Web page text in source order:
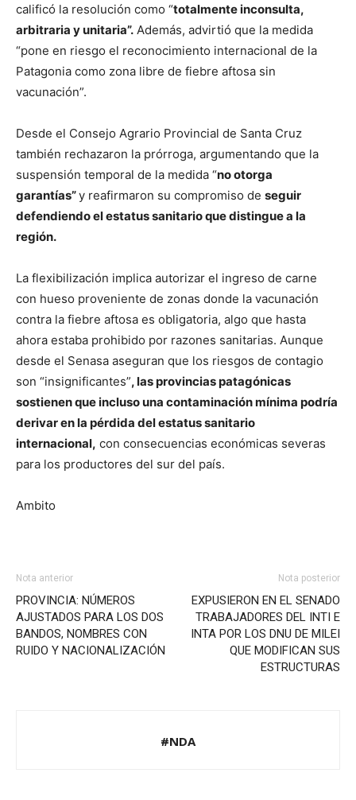
calificó la resolución como “totalmente inconsulta,
arbitraria y unitaria”. Además, advirtió que la medida
“pone en riesgo el reconocimiento internacional de la
Patagonia como zona libre de fiebre aftosa sin
vacunación”.
Desde el Consejo Agrario Provincial de Santa Cruz
también rechazaron la prórroga, argumentando que la
suspensión temporal de la medida “no otorga
garantías”y reafirmaron su compromiso de seguir
defendiendo el estatus sanitario que distingue a la
región.
La flexibilización implica autorizar el ingreso de carne
con hueso proveniente de zonas donde la vacunación
contra la fiebre aftosa es obligatoria, algo que hasta
ahora estaba prohibido por razones sanitarias. Aunque
desde el Senasa aseguran que los riesgos de contagio
son “insignificantes”, las provincias patagónicas
sostienen que incluso una contaminación mínima podría
derivar en la pérdida del estatus sanitario
internacional, con consecuencias económicas severas
para los productores del sur del país.
Ambito
Nota anterior
PROVINCIA: NÚMEROS
AJUSTADOS PARA LOS DOS
BANDOS, NOMBRES CON
RUIDO Y NACIONALIZACIÓN
Nota posterior
EXPUSIERON EN EL SENADO
TRABAJADORES DEL INTI E
INTA POR LOS DNU DE MILEI
QUE MODIFICAN SUS
ESTRUCTURAS
#NDA